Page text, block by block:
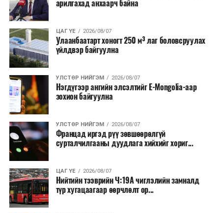
бүтээгдэхүүний нөөц бүрдүүлэх, хадгалах, түгээх,
борлуулах бүх шатанд цахим төлбөрийн баримт
үйлдэж, бүртгэлийг ил тод болгох юм.
2026 оны намар бэлтгэж, 2027 оны хавар худалдаанд
гаргах нөөцийн махны бүрдүүлэлтэд Нийслэлийн
Засаг дарга Б.Пүрэвдагваг онцгойлон анхаарч
ажиллахыг Ерөнхий сайд үүрэг болгожээ.
Нөөцийн махыг цахим системд бүртгэснээр мах
бэлтгэлийн явц, нөөцийн үлдэгдэл ил тод болно. Мөн
хөнгөлөлттэй зээлийг зориулалтын бусаар ашиглах
явдлыг таслан зогсоох, хүртээмжийг нэмэгдүүлэх,
өрсөлдөөнийг бий болгох боломжтой гэж үзжээ.
Иргэд агуулах, үйлдвэрээс махаа шууд худалдан авах,
малчид системээр дамжуулан бүтээгдэхүүнээ
эцсийн хэрэглэгчид борлуулах боломж бүрдэх юм.
арилгахад анхаарч байна
ЦАГ ҮЕ 2026/08/07
Улаанбаатарт хоногт 250 м³ лаг боловсруулах
үйлдвэр байгуулна
УЛСТӨР НИЙГЭМ 2026/08/07
Нэгдүгээр ангийн элсэлтийг E-Mongolia-аар
зохион байгуулна
УЛСТӨР НИЙГЭМ 2026/08/07
Францад иргэд рүү зөвшөөрөлгүй
сурталчилгааны дуудлага хийхийг хориг...
ЦАГ ҮЕ 2026/08/07
Нийтийн тээврийн Ч:19А чиглэлийн замналд
түр хугацаагаар өөрчлөлт ор...